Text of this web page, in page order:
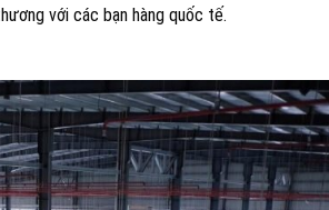
với các bạn hàng quốc tế.